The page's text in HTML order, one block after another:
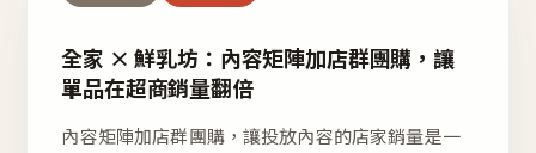
全家 × 鮮乳坊：內容矩陣加店群團購，讓
單品在超商銷量翻倍
內容矩陣加店群團購，讓投放內容的店家銷量是一